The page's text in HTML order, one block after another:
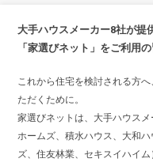
大手ハウスメーカー8社が提
「家選びネット」をご利用
これから住宅を検討される方
ただくために。
家選びネットは、大手ハウス
ホームズ、積水ハウス、大和
ズ、住友林業、セキスイハイ